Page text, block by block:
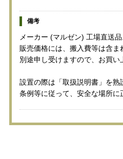
備考
メーカー (マルゼン) 工場直送品
販売価格には、搬入費等は含ま
別途申し受けますので、お買い
設置の際は「取扱説明書」を
条例等に従って、安全な場所に